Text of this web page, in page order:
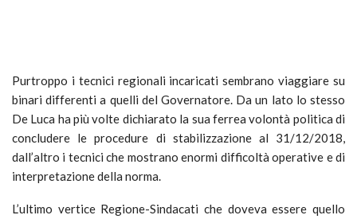
Purtroppo i tecnici regionali incaricati sembrano viaggiare su
binari differenti a quelli del Governatore. Da un lato lo stesso
De Luca ha più volte dichiarato la sua ferrea volontà politica di
concludere le procedure di stabilizzazione al 31/12/2018,
dall’altro i tecnici che mostrano enormi difficoltà operative e di
interpretazione della norma.
L’ultimo vertice Regione-Sindacati che doveva essere quello